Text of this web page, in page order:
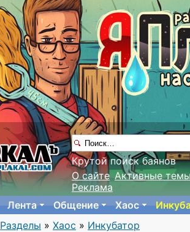
Крутой поиск баянов
О сайте Активные
Реклама
Лента Общение Хаос
Разделы » Хаос » Инкубатор